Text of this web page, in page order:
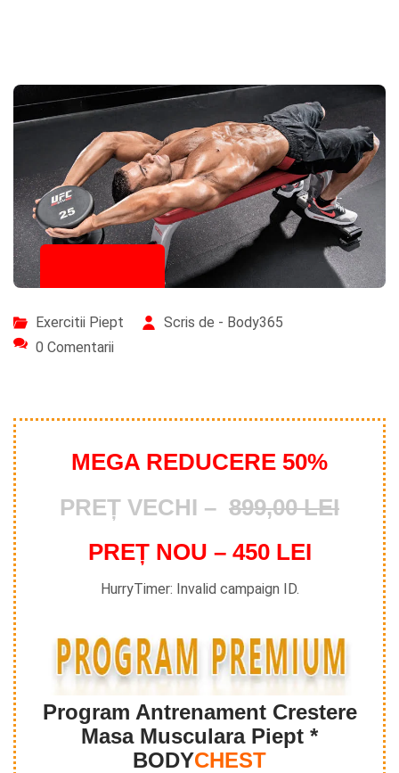
Exercitii Piept
Scris de - Body365
0 Comentarii
MEGA REDUCERE 50%
PREȚ VECHI – 899,00 LEI
PREȚ NOU – 450 LEI
HurryTimer: Invalid campaign ID.
Program Antrenament Crestere
Masa Musculara Piept *
BODYCHEST